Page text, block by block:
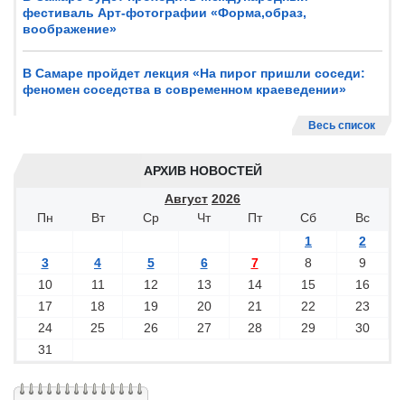
фестиваль Арт-фотографии «Форма,образ,
воображение»
В Самаре пройдет лекция «На пирог пришли соседи:
феномен соседства в современном краеведении»
Весь список
АРХИВ НОВОСТЕЙ
Август 2026
Пн
Вт Ср Чт Пт Сб
Вс
1
2
3
4 5 6 7 8
9
10
11 12 13 14 15
16
17
18 19 20 21 22
23
24
25 26 27 28 29
30
31